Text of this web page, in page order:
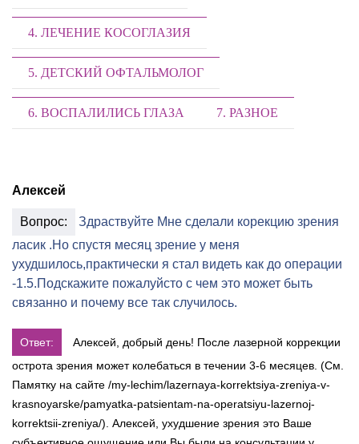
4. ЛЕЧЕНИЕ КОСОГЛАЗИЯ
5. ДЕТСКИЙ ОФТАЛЬМОЛОГ
6. ВОСПАЛИЛИСЬ ГЛАЗА 7. РАЗНОЕ
Алексей
Вопрос:
Здраствуйте Мне сделали корекцию зрения
ласик .Но спустя месяц зрение у меня
ухудшилось,практически я стал видеть как до операции
-1.5.Подскажите пожалуйсто с чем это может быть
связанно и почему все так случилось.
Ответ:
Алексей, добрый день! После лазерной коррекции
острота зрения может колебаться в течении 3-6 месяцев. (См.
Памятку на сайте /my-lechim/lazernaya-korrektsiya-zreniya-v-
krasnoyarske/pamyatka-patsientam-na-operatsiyu-lazernoj-
korrektsii-zreniya/). Алексей, ухудшение зрения это Ваше